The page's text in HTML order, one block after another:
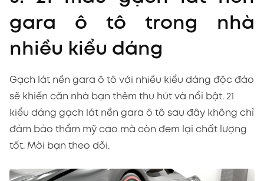
gara ô tô trong nhà
nhiều kiểu dáng
Gạch lát nền gara ô tô với nhiều kiểu dáng độc đáo
sẽ khiến căn nhà bạn thêm thu hút và nổi bật. 21
kiểu dáng gạch lát nền gara ô tô sau đây không chỉ
đảm bảo thẩm mỹ cao mà còn đem lại chất lượng
tốt. Mời bạn theo dõi.